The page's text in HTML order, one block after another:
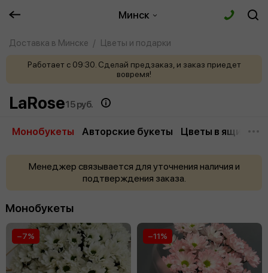
Минск
Доставка в Минске Цветы и подарки
Работает с 09:30. Сделай предзаказ, и заказ приедет
вовремя!
LaRose15 руб.
Монобукеты Авторские букеты Цветы в ящиках
Менеджер связывается для уточнения наличия и
подтверждения заказа.
Монобукеты
−7% −11%